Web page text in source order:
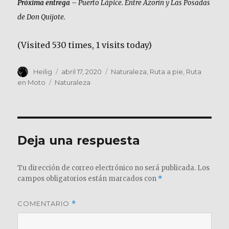
Próxima entrega – Puerto Lápice. Entre Azorín y Las Posadas
de Don Quijote.
(Visited 530 times, 1 visits today)
Autor
Heilig
Publicado
el
abril 17, 2020 Categorías
Naturaleza, Ruta a pie, Ruta
en Moto
Etiquetas
Naturaleza
Deja una respuesta
Tu dirección de correo electrónico no será publicada. Los
campos obligatorios están marcados con *
COMENTARIO *